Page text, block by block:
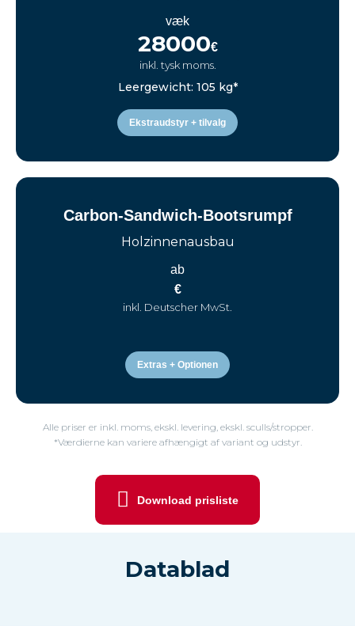
væk
28000€
inkl. tysk moms.
Leergewicht: 105 kg*
Ekstraudstyr + tilvalg
Carbon-Sandwich-Bootsrumpf
Holzinnenausbau
ab
€
inkl. Deutscher MwSt.
Extras + Optionen
Alle priser er inkl. moms, ekskl. levering, ekskl. sculls/stropper.
*Værdierne kan variere afhængigt af variant og udstyr.
Download prisliste
Datablad